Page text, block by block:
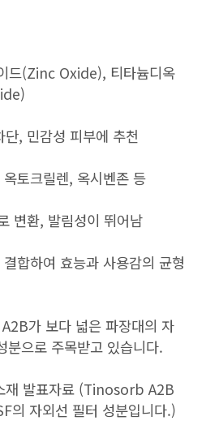
드(Zinc Oxide), 티타늄디옥
, 민감성 피부에 추천
토크릴렌, 옥시벤존 등
변환, 발림성이 뛰어남
합하여 효능과 사용감의 균형
가 보다 넓은 파장대의 자
분으로 주목받고 있습니다.
재 발표자료 (Tinosorb A2B
의 자외선 필터 성분입니다.)